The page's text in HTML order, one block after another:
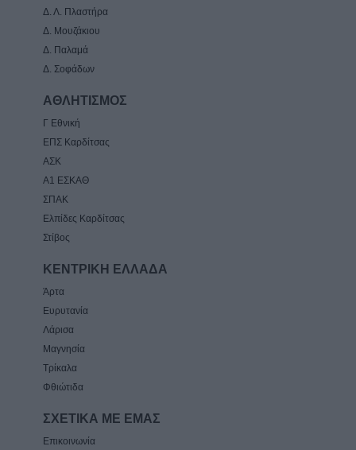
Δ. Λ. Πλαστήρα
Δ. Μουζάκιου
Δ. Παλαμά
Δ. Σοφάδων
ΑΘΛΗΤΙΣΜΟΣ
Γ Εθνική
ΕΠΣ Καρδίτσας
ΑΣΚ
Α1 ΕΣΚΑΘ
ΣΠΑΚ
Ελπίδες Καρδίτσας
Στίβος
ΚΕΝΤΡΙΚΗ ΕΛΛΑΔΑ
Άρτα
Ευρυτανία
Λάρισα
Μαγνησία
Τρίκαλα
Φθιώτιδα
ΣΧΕΤΙΚΑ ΜΕ ΕΜΑΣ
Επικοινωνία